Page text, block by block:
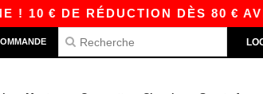
! 10 € DE RÉDUCTION DÈS 80 €